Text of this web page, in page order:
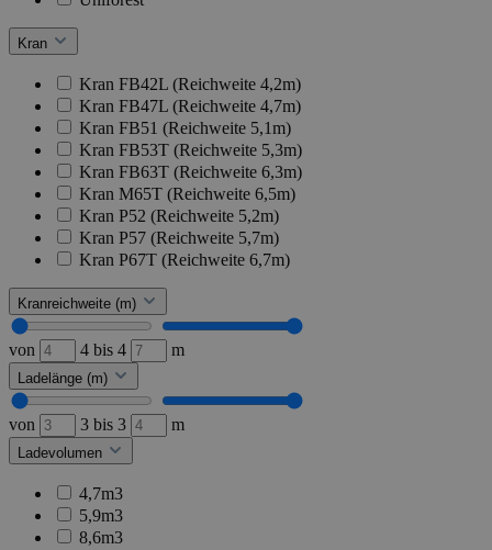
Kran
Kran FB42L (Reichweite 4,2m)
Kran FB47L (Reichweite 4,7m)
Kran FB51 (Reichweite 5,1m)
Kran FB53T (Reichweite 5,3m)
Kran FB63T (Reichweite 6,3m)
Kran M65T (Reichweite 6,5m)
Kran P52 (Reichweite 5,2m)
Kran P57 (Reichweite 5,7m)
Kran P67T (Reichweite 6,7m)
Kranreichweite (m)
von 4 bis 4 m
Ladelänge (m)
von 3 bis 3 m
Ladevolumen
4,7m3
5,9m3
8,6m3